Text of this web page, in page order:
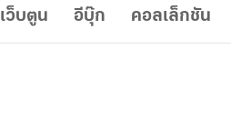
เว็บตูน อีบุ๊ก คอลเล็กชัน